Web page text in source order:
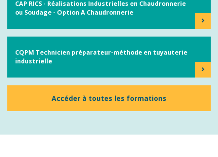
CAP RICS - Réalisations Industrielles en Chaudronnerie
ou Soudage - Option A Chaudronnerie
CQPM Technicien préparateur-méthode en tuyauterie
industrielle
Accéder à toutes les formations